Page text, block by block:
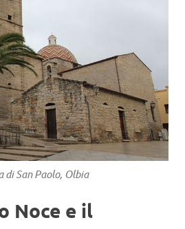
di San Paolo, Olbia
Noce e il